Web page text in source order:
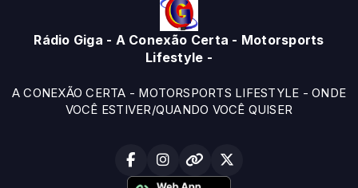
Rádio Giga - A Conexão Certa - Motorsports
Lifestyle -
A CONEXÃO CERTA - MOTORSPORTS LIFESTYLE - ONDE
VOCÊ ESTIVER/QUANDO VOCÊ QUISER